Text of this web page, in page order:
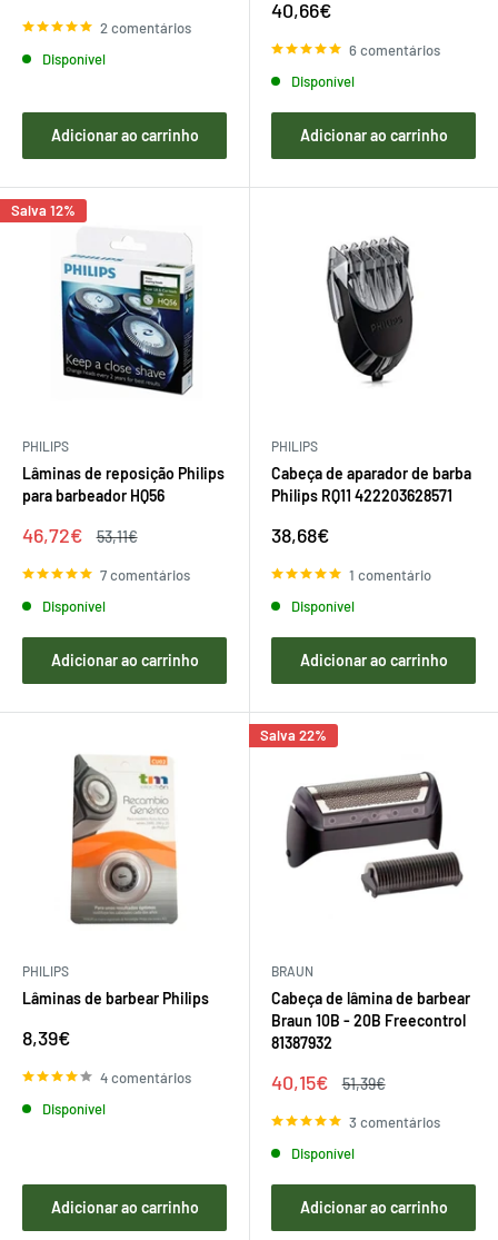
venda
2 comentários
Disponível
Adicionar ao carrinho
Preço
venda
40,66€
6 comentários
Disponível
Adicionar ao carrinho
Salva 12%
PHILIPS
Lâminas de reposição Philips
para barbeador HQ56
Preço
venda
46,72€
Preço
53,11€
7 comentários
Disponível
Adicionar ao carrinho
PHILIPS
Cabeça de aparador de barba
Philips RQ11 422203628571
Preço
venda
38,68€
1 comentário
Disponível
Adicionar ao carrinho
PHILIPS
Lâminas de barbear Philips
Preço
venda
8,39€
4 comentários
Disponível
Adicionar ao carrinho
Salva 22%
BRAUN
Cabeça de lâmina de barbear
Braun 10B - 20B Freecontrol
81387932
Preço
venda
40,15€
Preço
51,39€
3 comentários
Disponível
Adicionar ao carrinho